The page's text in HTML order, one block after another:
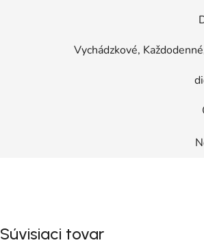
Vychádzkové,
Súvisiaci tovar